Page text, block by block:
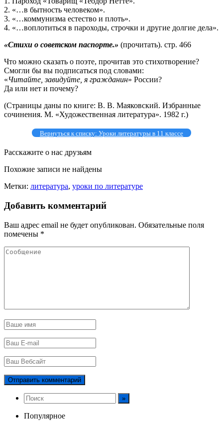
2. «…в бытность человеком».
3. «…коммунизма естество и плоть».
4. «…воплотиться в пароходы, строчки и другие долгие дела».
«Стихи о советском паспорте.» (прочитать). стр. 466
Что можно сказать о поэте, прочитав это стихотворение?
Смогли бы вы подписаться под словами:
«Читайте, завидуйте, я гражданин» России?
Да или нет и почему?
(Страницы даны по книге: В. В. Маяковский. Избранные
сочинения. М. «Художественная литература». 1982 г.)
Вернуться к списку: Уроки литературы в 11 классе
Расскажите о нас друзьям
Похожие записи не найдены
Метки: литература, уроки по литературе
Добавить комментарий
Ваш адрес email не будет опубликован. Обязательные поля
помечены *
Популярное